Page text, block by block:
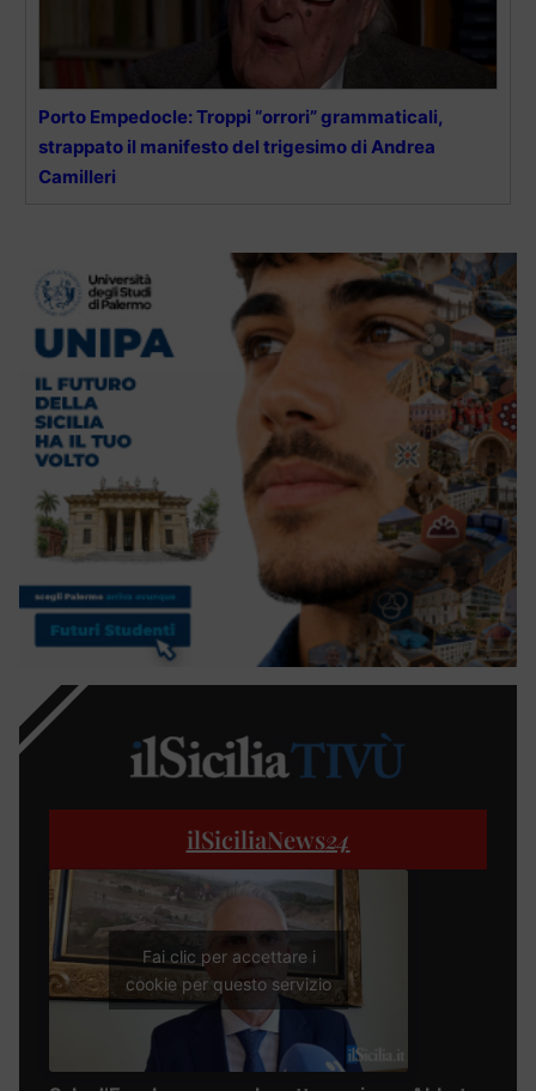
Porto Empedocle: Troppi “orrori” grammaticali,
strappato il manifesto del trigesimo di Andrea
Camilleri
ilSiciliaNews24
Fai clic per accettare i
cookie per questo servizio